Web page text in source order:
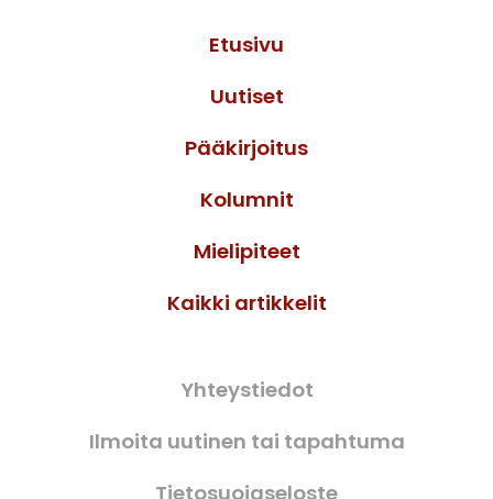
Etusivu
Uutiset
Pääkirjoitus
Kolumnit
Mielipiteet
Kaikki artikkelit
Yhteystiedot
Ilmoita uutinen tai tapahtuma
Tietosuojaseloste